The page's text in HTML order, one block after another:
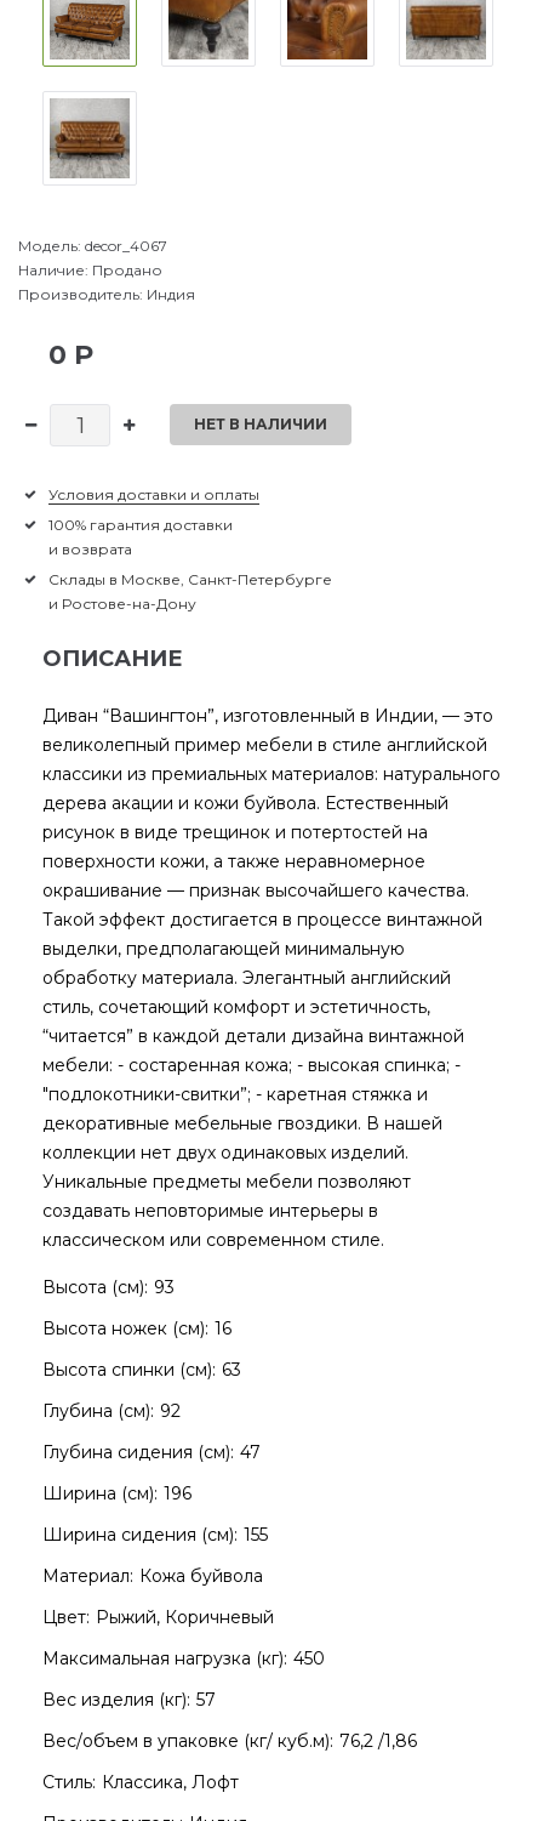
Модель: decor_4067
Наличие: Продано
Производитель: Индия
0 Р
НЕТ В НАЛИЧИИ
Условия доставки и оплаты
100% гарантия доставки
и возврата
Склады в Москве, Санкт-Петербурге
и Ростове-на-Дону
ОПИСАНИЕ
Диван “Вашингтон”, изготовленный в Индии, — это
великолепный пример мебели в стиле английской
классики из премиальных материалов: натурального
дерева акации и кожи буйвола. Естественный
рисунок в виде трещинок и потертостей на
поверхности кожи, а также неравномерное
окрашивание — признак высочайшего качества.
Такой эффект достигается в процессе винтажной
выделки, предполагающей минимальную
обработку материала. Элегантный английский
стиль, сочетающий комфорт и эстетичность,
“читается” в каждой детали дизайна винтажной
мебели: - состаренная кожа; - высокая спинка; -
"подлокотники-свитки”; - каретная стяжка и
декоративные мебельные гвоздики. В нашей
коллекции нет двух одинаковых изделий.
Уникальные предметы мебели позволяют
создавать неповторимые интерьеры в
классическом или современном стиле.
Высота (см): 93
Высота ножек (см): 16
Высота спинки (см): 63
Глубина (см): 92
Глубина сидения (см): 47
Ширина (см): 196
Ширина сидения (см): 155
Материал: Кожа буйвола
Цвет: Рыжий, Коричневый
Максимальная нагрузка (кг): 450
Вес изделия (кг): 57
Вес/объем в упаковке (кг/ куб.м): 76,2 /1,86
Стиль: Классика, Лофт